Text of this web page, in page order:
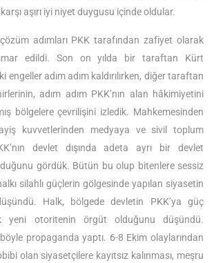
aşırı iyi niyet duygusu içinde oldular.
adımları PKK tarafından zafiyet olarak
edildi. Son on yılda bir taraftan Kürt
engeller adım adım kaldırılırken, diğer taraftan
adım adım PKK’nın alan hâkimiyetini
bölgelere çevrilişini izledik. Mahkemesinden
kuvvetlerinden medyaya ve sivil toplum
devlet dışında adeta ayrı bir devlet
gördük. Bütün bu olup bitenlere sessiz
silahlı güçlerin gölgesinde yapılan siyasetin
Halk, bölgede devletin PKK’ya güç
yeni otoritenin örgüt olduğunu düşündü.
böyle propaganda yaptı. 6-8 Ekim olaylarından
olan siyasetçilere kayıtsız kalınması, meşru